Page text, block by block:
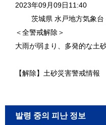
2023年09月09日11:40
茨城県 水戸地方気象台
＜全警戒解除＞
大雨が弱まり、多発的な土
【解除】土砂災害警戒情報
발령 중의 피난 정보